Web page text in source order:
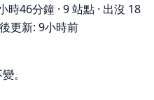
時46分鐘 · 9 站點 · 出沒 18
更新: 9小時前
。